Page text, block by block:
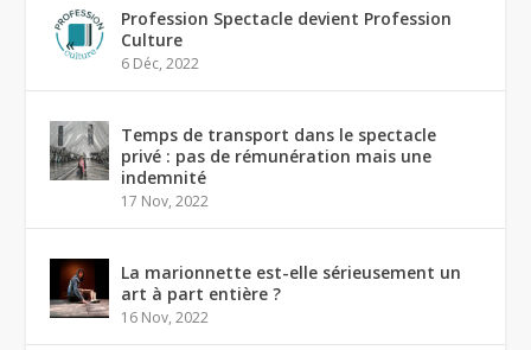
Profession Spectacle devient Profession
Culture
6 Déc, 2022
Temps de transport dans le spectacle
privé : pas de rémunération mais une
indemnité
17 Nov, 2022
La marionnette est-elle sérieusement un
art à part entière ?
16 Nov, 2022